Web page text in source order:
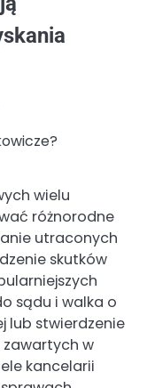
wielu
różnorodne
utraconych
skutków
sądu i walka o
lub stwierdzenie
zawartych w
kancelarii